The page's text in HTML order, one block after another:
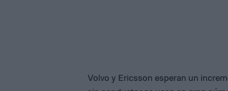
Volvo y Ericsson esperan un